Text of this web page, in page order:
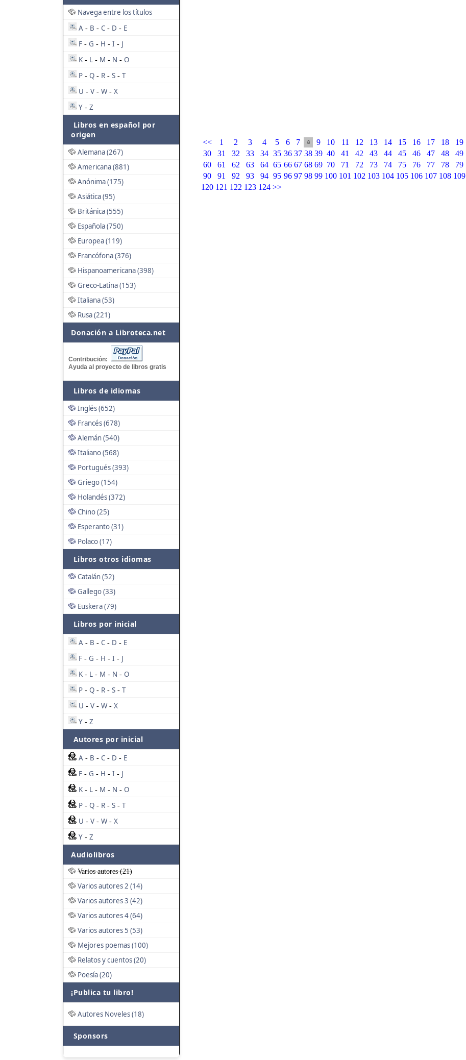
Navega entre los títulos
A - B - C - D - E
F - G - H - I - J
K - L - M - N - O
P - Q - R - S - T
U - V - W - X
Y - Z
Libros en español por
origen
Alemana (267)
Americana (881)
Anónima (175)
Asiática (95)
Británica (555)
Española (750)
Europea (119)
Francófona (376)
Hispanoamericana (398)
Greco-Latina (153)
Italiana (53)
Rusa (221)
Donación a Libroteca.net
Contribución:
Ayuda al proyecto de libros gratis
Libros de idiomas
Inglés (652)
Francés (678)
Alemán (540)
Italiano (568)
Portugués (393)
Griego (154)
Holandés (372)
Chino (25)
Esperanto (31)
Polaco (17)
Libros otros idiomas
Catalán (52)
Gallego (33)
Euskera (79)
Libros por inicial
A - B - C - D - E
F - G - H - I - J
K - L - M - N - O
P - Q - R - S - T
U - V - W - X
Y - Z
Autores por inicial
A - B - C - D - E
F - G - H - I - J
K - L - M - N - O
P - Q - R - S - T
U - V - W - X
Y - Z
Audiolibros
Varios autores (21)
Varios autores 2 (14)
Varios autores 3 (42)
Varios autores 4 (64)
Varios autores 5 (53)
Mejores poemas (100)
Relatos y cuentos (20)
Poesía (20)
¡Publica tu libro!
Autores Noveles (18)
Sponsors
<< 1 2 3 4 5 6 7 8 9 10 11 12 13 14 15 16 17 18 19
30
31 32 33 34 35 36 37 38 39 40 41 42 43 44 45 46 47 48 49
60
61 62 63 64 65 66 67 68 69 70 71 72 73 74 75 76 77 78 79
90
91 92 93 94 95 96 97 98 99 100 101 102 103 104 105 106 107 108 109
120 121 122 123 124 >>